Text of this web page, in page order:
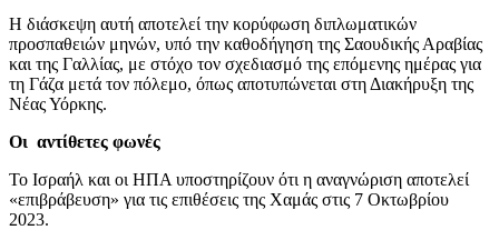
Η διάσκεψη αυτή αποτελεί την κορύφωση διπλωματικών
προσπαθειών μηνών, υπό την καθοδήγηση της Σαουδικής Αραβίας
και της Γαλλίας, με στόχο τον σχεδιασμό της επόμενης ημέρας για
τη Γάζα μετά τον πόλεμο, όπως αποτυπώνεται στη Διακήρυξη της
Νέας Υόρκης.
Οι αντίθετες φωνές
Το Ισραήλ και οι ΗΠΑ υποστηρίζουν ότι η αναγνώριση αποτελεί
«επιβράβευση» για τις επιθέσεις της Χαμάς στις 7 Οκτωβρίου
2023.